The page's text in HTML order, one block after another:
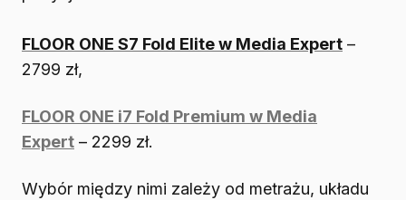
FLOOR ONE S7 Fold Elite w Media Expert –
2799 zł,
FLOOR ONE i7 Fold Premium w Media
Expert – 2299 zł.
Wybór między nimi zależy od metrażu, układu